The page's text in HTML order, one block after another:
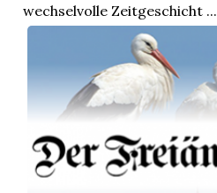
wechselvolle Zeitgeschicht ...